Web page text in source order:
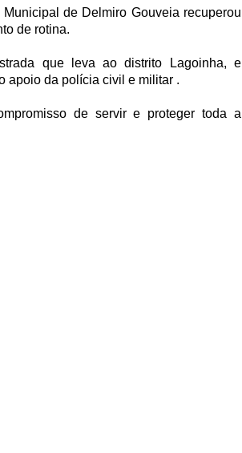
de Delmiro Gouveia recuperou
de rotina.
que leva ao distrito Lagoinha, e
apoio da polícia civil e militar .
de servir e proteger toda a